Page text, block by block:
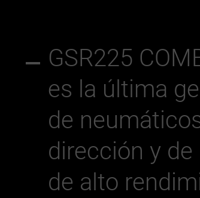
GSR225
es la última
de
dirección y
de alto